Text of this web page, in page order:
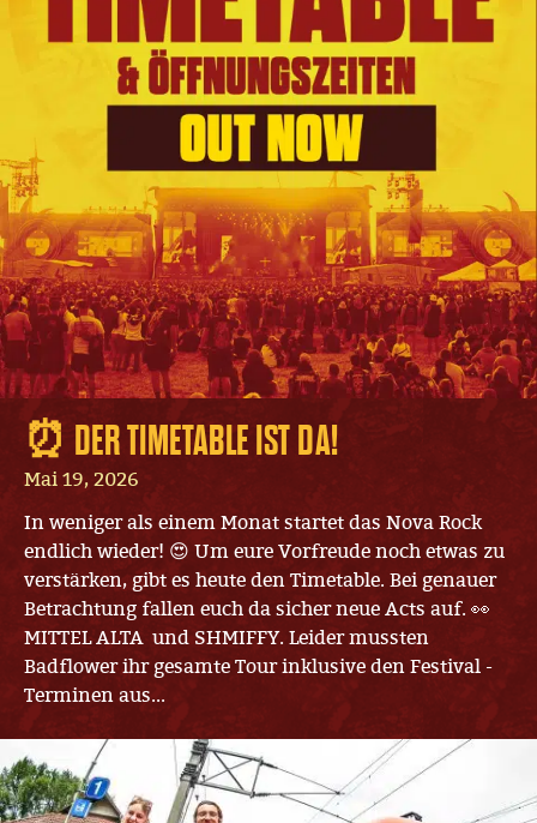
⏰ DER TIMETABLE IST DA!
Mai 19, 2026
In weniger als einem Monat startet das Nova Rock
endlich wieder! 😍 Um eure Vorfreude noch etwas zu
verstärken, gibt es heute den Timetable. Bei genauer
Betrachtung fallen euch da sicher neue Acts auf. 👀
MITTEL ALTA und SHMIFFY. Leider mussten
Badflower ihr gesamte Tour inklusive den Festival -
Terminen aus...